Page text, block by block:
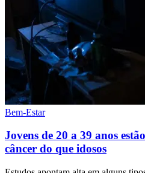
Bem-Estar
Jovens de 20 a 39 anos
câncer do que idosos